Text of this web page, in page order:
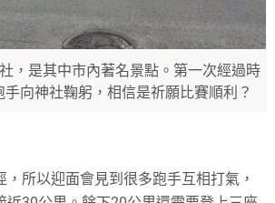
，是其中市內著名景點。第一次經過時
向神社鞠躬，相信是祈願比賽順利？
，所以迎面會見到很多跑手互相打氣，